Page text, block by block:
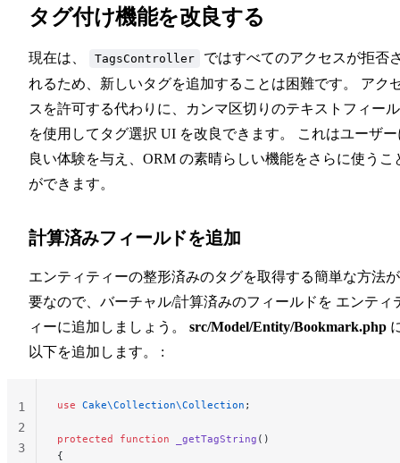
タグ付け機能を改良する
現在は、 TagsController
ではすべてのアクセスが拒否
れるため、新しいタグを追加することは困難です。 アク
スを許可する代わりに、カンマ区切りのテキストフィー
を使用してタグ選択 UI を改良できます。 これはユーザー
良い体験を与え、ORM の素晴らしい機能をさらに使うこ
ができます。
計算済みフィールドを追加
エンティティーの整形済みのタグを取得する簡単な方法
要なので、バーチャル/計算済みのフィールドを エンティ
ィーに追加しましょう。 src/Model/Entity/Bookmark.php
以下を追加します。 :
use Cake\Collection\Collection ;
protected function _getTagString ()
{
1
2
3